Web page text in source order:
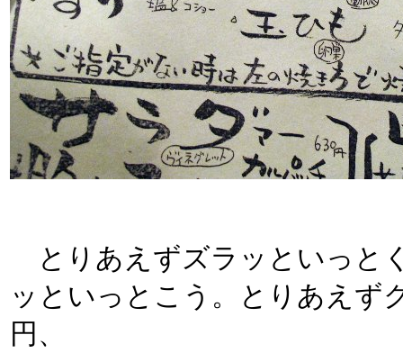
とりあえずズラッといっと
ッといっとこう。とりあえず
円、